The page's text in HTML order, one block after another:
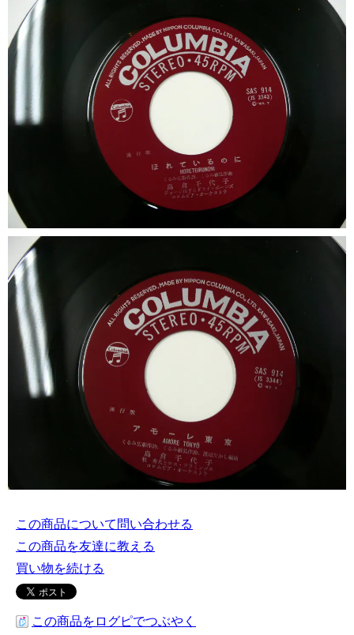
この商品について問い合わせる
この商品を友達に教える
買い物を続ける
この商品をログピでつぶやく